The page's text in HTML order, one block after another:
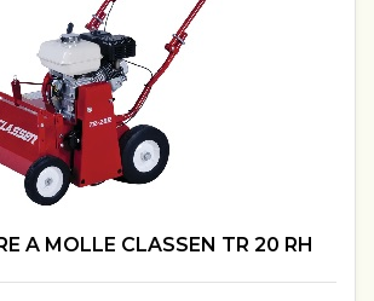
A MOLLE CLASSEN TR 20 RH